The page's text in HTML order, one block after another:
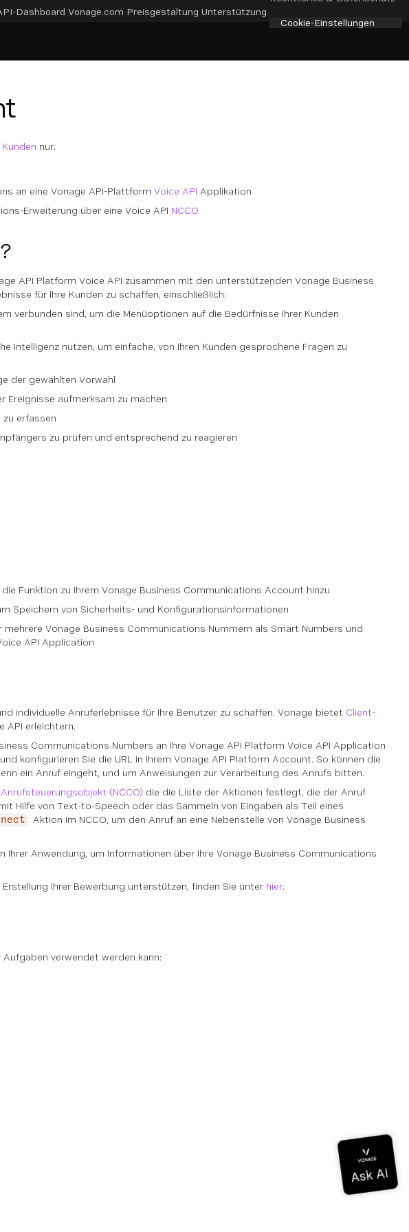
Dashboard Vonage.com Preisgestaltung Unterstützung
Cookie-Einstellungen
nur.
an eine Vonage API-Plattform Voice API Applikation
Erweiterung über eine Voice API NCCO
API Platform Voice API zusammen mit den unterstützenden Vonage Business
für Ihre Kunden zu schaffen, einschließlich:
verbunden sind, um die Menüoptionen auf die Bedürfnisse Ihrer Kunden
nutzen, um einfache, von Ihren Kunden gesprochene Fragen zu
der gewählten Vorwahl
Ereignisse aufmerksam zu machen
erfassen
zu prüfen und entsprechend zu reagieren
die Funktion zu Ihrem Vonage Business Communications Account hinzu
Speichern von Sicherheits- und Konfigurationsinformationen
mehrere Vonage Business Communications Nummern als Smart Numbers und
API Application
individuelle Anruferlebnisse für Ihre Benutzer zu schaffen. Vonage bietet Client-
API erleichtern.
Communications Numbers an Ihre Vonage API Platform Voice API Application
konfigurieren Sie die URL in Ihrem Vonage API Platform Account. So können die
ein Anruf eingeht, und um Anweisungen zur Verarbeitung des Anrufs bitten.
(NCCO) die die Liste der Aktionen festlegt, die der Anruf
Hilfe von Text-to-Speech oder das Sammeln von Eingaben als Teil eines
Aktion im NCCO, um den Anruf an eine Nebenstelle von Vonage Business
Ihrer Anwendung, um Informationen über Ihre Vonage Business Communications
Ihrer Bewerbung unterstützen, finden Sie unter hier.
verwendet werden kann: